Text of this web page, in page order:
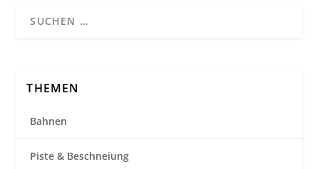
THEMEN
Bahnen
Piste & Beschneiung